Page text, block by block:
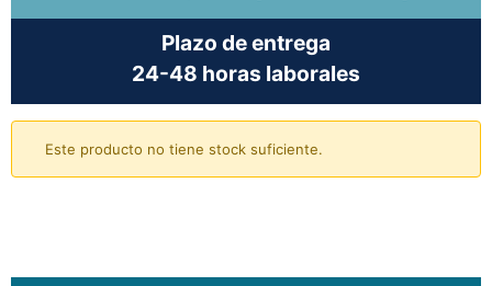
Plazo de entrega
24-48 horas laborales
Este producto no tiene stock suficiente.